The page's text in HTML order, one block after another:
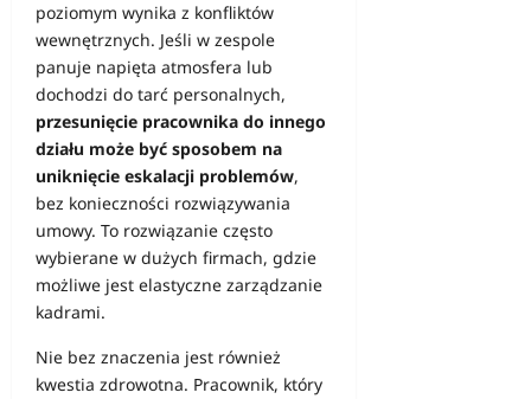
poziomym wynika z konfliktów
wewnętrznych. Jeśli w zespole
panuje napięta atmosfera lub
dochodzi do tarć personalnych,
przesunięcie pracownika do innego
działu może być sposobem na
uniknięcie eskalacji problemów,
bez konieczności rozwiązywania
umowy. To rozwiązanie często
wybierane w dużych firmach, gdzie
możliwe jest elastyczne zarządzanie
kadrami.
Nie bez znaczenia jest również
kwestia zdrowotna. Pracownik, który